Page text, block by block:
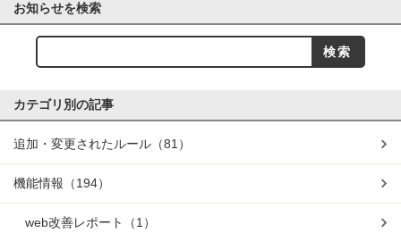
お知らせを検索
カテゴリ別の記事
追加・変更されたルール （81）
機能情報 （194）
web改善レポート （1）